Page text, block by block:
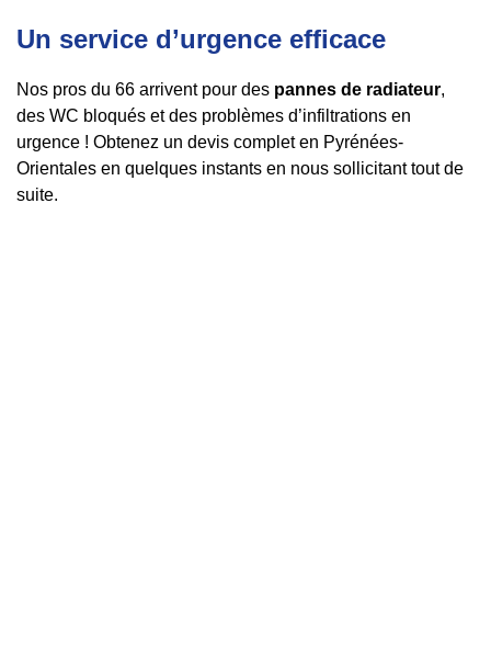
Un service d’urgence efficace
Nos pros du 66 arrivent pour des pannes de radiateur,
des WC bloqués et des problèmes d’infiltrations en
urgence ! Obtenez un devis complet en Pyrénées-
Orientales en quelques instants en nous sollicitant tout de
suite.